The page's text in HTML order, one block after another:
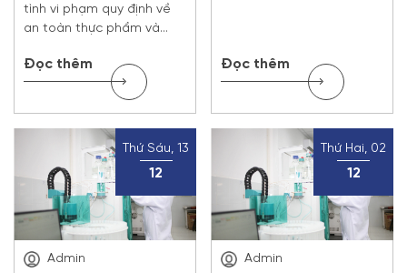
nhiều sự thật
tình vi phạm quy định về
an toàn thực phẩm và
chính xác. Chúng ta vẫn
đang loay hoay không
biết trách nhiệm thuộc về
việc cố tình vi phạm là lỗi
của cơ sở sản […]
Đọc thêm Đọc thêm
Thứ Sáu, 13
12
Admin
Thứ Hai, 02
12
Admin